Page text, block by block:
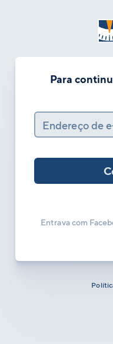
Para
Endereço de
Entrava com